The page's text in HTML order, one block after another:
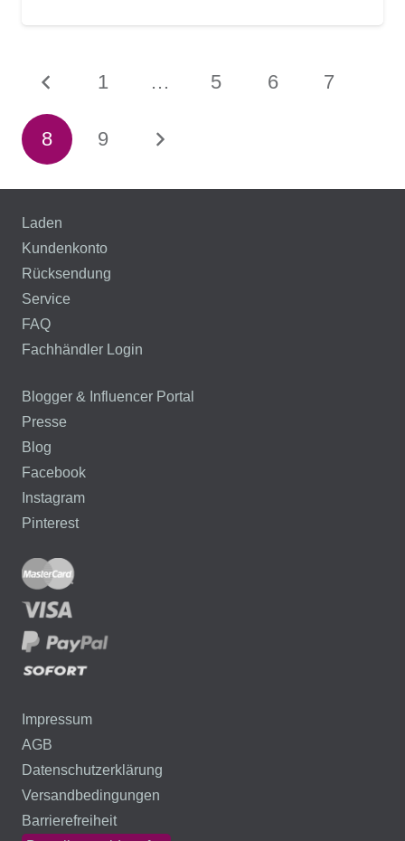
1 … 5 6 7
8 9
Laden
Kundenkonto
Rücksendung
Service
FAQ
Fachhändler Login
Blogger & Influencer Portal
Presse
Blog
Facebook
Instagram
Pinterest
Impressum
AGB
Datenschutzerklärung
Versandbedingungen
Barrierefreiheit